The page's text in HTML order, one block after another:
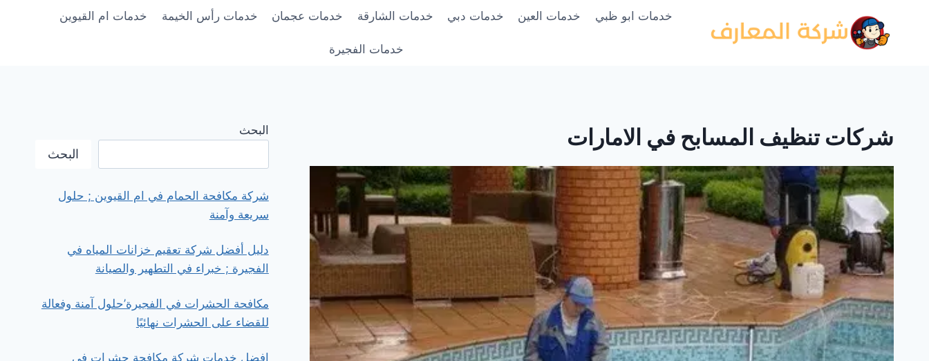
خدمات ابو ظبي خدمات العين خدمات دبي خدمات الشارقة خدمات عجمان خدمات رأس الخيمة خدمات ام القيوين
خدمات الفجيرة
شركات تنظيف المسابح في الامارات البحث
البحث
شركة مكافحة الحمام في ام القيوين ; حلول
سريعة وآمنة
دليل أفضل شركة تعقيم خزانات المياه في
الفجيرة ; خبراء في التطهير والصيانة
مكافحة الحشرات في الفجيرة’حلول آمنة وفعالة
للقضاء على الحشرات نهائيًا
افضل خدمات شركة مكافحة حشرات في